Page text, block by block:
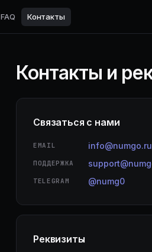
FAQ Контакты
Контакты и
Связаться с нами
EMAIL info@numgo.ru
ПОДДЕРЖКА
TELEGRAM @numg0
Реквизиты